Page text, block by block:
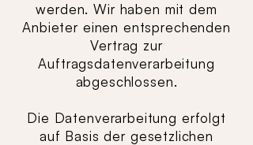
werden. Wir haben mit dem
Anbieter einen entsprechenden
Vertrag zur
Auftragsdatenverarbeitung
abgeschlossen.
Die Datenverarbeitung erfolgt
auf Basis der gesetzlichen